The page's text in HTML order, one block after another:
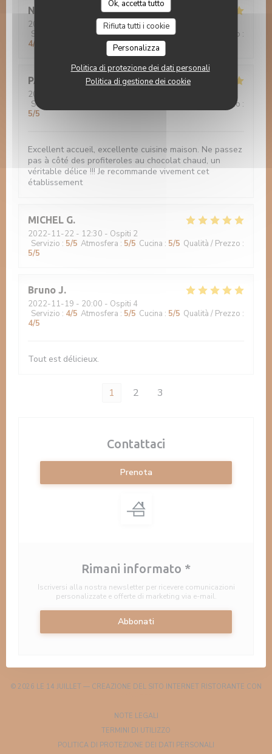
Ok, accetta tutto
Rifiuta tutti i cookie
Personalizza
Politica di protezione dei dati personali
Politica di gestione dei cookie
Nadia
2022-11-27
- 12:30 - Ospiti 3
Servizio
Atmosfera:4/5 Cucina:4/5 Qualità / Prezzo :
4/5
PASCAL
2022-11-26
Servizio
Qualità / Prezzo :
5/5
Excellent accueil, excellente cuisine maison. Ne passez
pas à côté des profiteroles au chocolat chaud, un
véritable délice !!! Je recommande vivement cet
établissement
MICHEL G
2022-11-22 - 12:30 - Ospiti 2
Servizio : 5/5 Atmosfera : 5/5 Cucina : 5/5 Qualità / Prezzo :
5/5
Bruno J
2022-11-19 - 20:00 - Ospiti 4
Servizio : 4/5 Atmosfera : 5/5 Cucina : 5/5 Qualità / Prezzo :
4/5
Tout est délicieux.
1 2 3
Contattaci
Prenota
Rimani informato *
Iscriversi alla nostra newsletter per ricevere comunicazioni
personalizzate e offerte di marketing via e-mail.
Abbonati
© 2026 LE 14 JUILLET — CREAZIONE DEL SITO INTERNET RISTORANTE CON
NOTE LEGALI((APRE UNA NUOVA FINESTRA))
TERMINI DI UTILIZZO
POLITICA DI PROTEZIONE DEI DATI PERSONALI